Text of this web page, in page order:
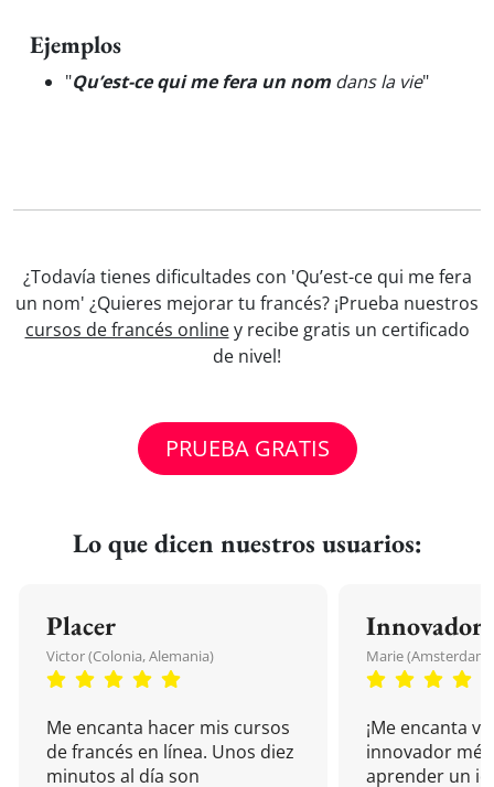
Ejemplos
"Qu’est-ce qui me fera un nom dans la vie"
¿Todavía tienes dificultades con 'Qu’est-ce qui me fera
un nom' ¿Quieres mejorar tu francés? ¡Prueba nuestros
cursos de francés onliney recibe gratis un certificado
de nivel!
PRUEBA GRATIS
Lo que dicen nuestros usuarios:
Placer
Victor (Colonia, Alemania)
Me encanta hacer mis cursos
de francés en línea. Unos diez
minutos al día son
Innovador
Marie (Amsterdam,
¡Me encanta
innovador
aprender un